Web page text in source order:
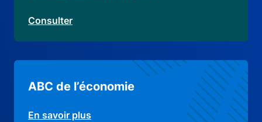
Consulter
ABC de l’économie
En savoir plus